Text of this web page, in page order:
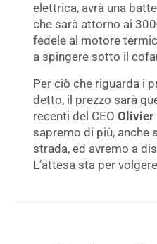
elettrica, avrà una
che sarà attorno ai
fedele al motore
a spingere sotto il
Per ciò che riguarda i
detto, il prezzo sarà
recenti del CEO Olivier
sapremo di più, anche
strada, ed avremo a
L’attesa sta per